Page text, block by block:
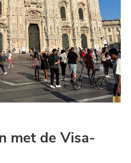
met de Visa-